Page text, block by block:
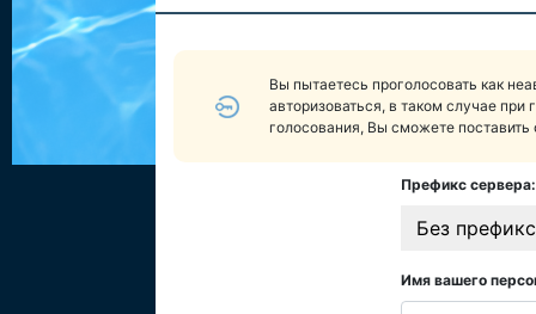
Вы пытаетесь проголосовать как
авторизоваться, в таком случае при
голосования, Вы сможете поставить
Префикс сервера:
Без
Имя вашего